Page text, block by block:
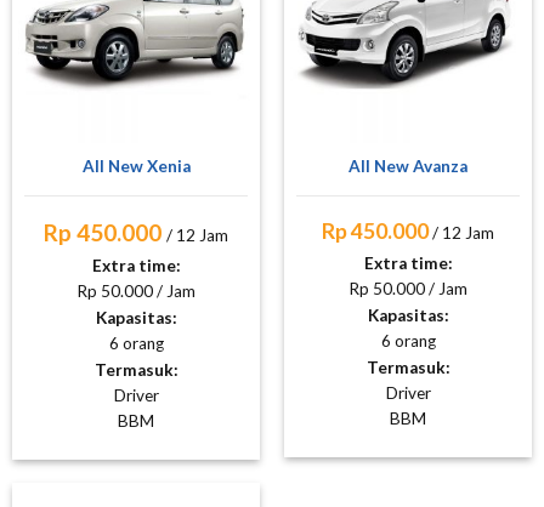
All New Xenia
Rp 450.000 / 12 Jam
Extra time:
Rp 50.000 / Jam
Kapasitas:
6 orang
Termasuk:
Driver
BBM
All New Avanza
Rp 450.000/ 12 Jam
Extra time:
Rp 50.000 / Jam
Kapasitas:
6 orang
Termasuk:
Driver
BBM